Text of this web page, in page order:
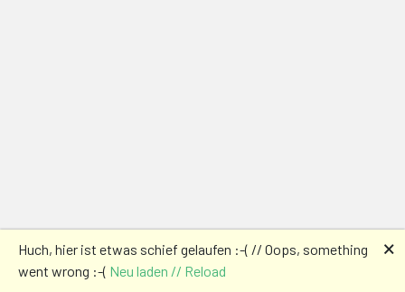
Huch, hier ist etwas schief gelaufen :-( // Oops, something
went wrong :-( Neu laden // Reload
🗙